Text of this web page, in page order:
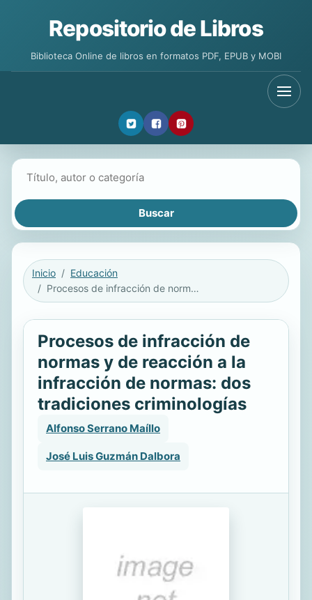
Repositorio de Libros
Biblioteca Online de libros en formatos PDF, EPUB y MOBI
Inicio
Educación
Procesos de infracción de normas y de reacción a la infracción de normas: dos tradiciones criminologías
Procesos de infracción de
normas y de reacción a la
infracción de normas: dos
tradiciones criminologías
Alfonso Serrano Maíllo
José Luis Guzmán Dalbora